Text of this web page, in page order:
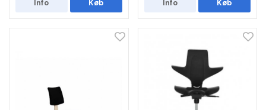
Info Køb Info Køb